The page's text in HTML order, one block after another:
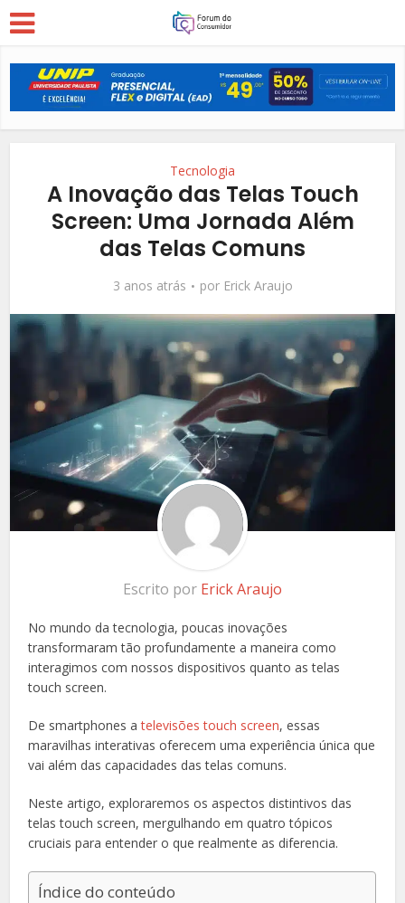
Tecnologia
A Inovação das Telas Touch
Screen: Uma Jornada Além
das Telas Comuns
3 anos atrás por Erick Araujo
Escrito por Erick Araujo
No mundo da tecnologia, poucas inovações
transformaram tão profundamente a maneira como
interagimos com nossos dispositivos quanto as telas
touch screen.
De smartphones atelevisões touch screen, essas
maravilhas interativas oferecem uma experiência única que
vai além das capacidades das telas comuns.
Neste artigo, exploraremos os aspectos distintivos das
telas touch screen, mergulhando em quatro tópicos
cruciais para entender o que realmente as diferencia.
Índice do conteúdo